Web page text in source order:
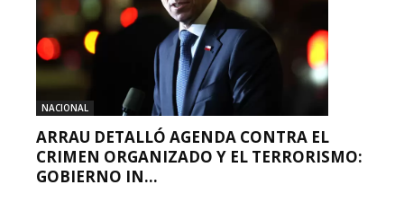
NACIONAL
ARRAU DETALLÓ AGENDA CONTRA EL
CRIMEN ORGANIZADO Y EL TERRORISMO:
GOBIERNO IN...